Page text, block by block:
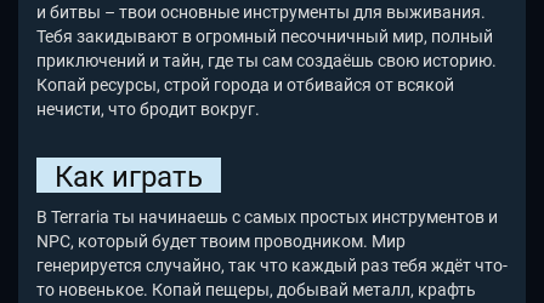
и битвы – твои основные инструменты для выживания.
Тебя закидывают в огромный песочничный мир, полный
приключений и тайн, где ты сам создаёшь свою историю.
Копай ресурсы, строй города и отбивайся от всякой
нечисти, что бродит вокруг.
Как играть
В Terraria ты начинаешь с самых простых инструментов и
NPC, который будет твоим проводником. Мир
генерируется случайно, так что каждый раз тебя ждёт что-
то новенькое. Копай пещеры, добывай металл, крафть